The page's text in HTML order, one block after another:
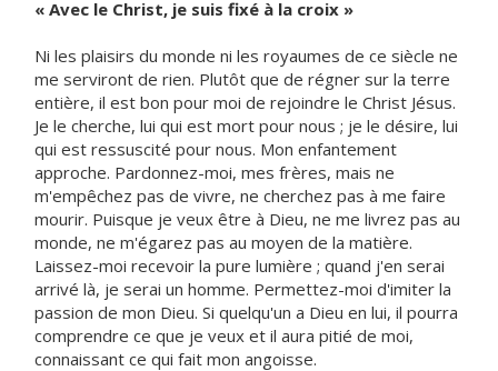
« Avec le Christ, je suis fixé à la croix »
Ni les plaisirs du monde ni les royaumes de ce siècle ne
me serviront de rien. Plutôt que de régner sur la terre
entière, il est bon pour moi de rejoindre le Christ Jésus.
Je le cherche, lui qui est mort pour nous ; je le désire, lui
qui est ressuscité pour nous. Mon enfantement
approche. Pardonnez-moi, mes frères, mais ne
m'empêchez pas de vivre, ne cherchez pas à me faire
mourir. Puisque je veux être à Dieu, ne me livrez pas au
monde, ne m'égarez pas au moyen de la matière.
Laissez-moi recevoir la pure lumière ; quand j'en serai
arrivé là, je serai un homme. Permettez-moi d'imiter la
passion de mon Dieu. Si quelqu'un a Dieu en lui, il pourra
comprendre ce que je veux et il aura pitié de moi,
connaissant ce qui fait mon angoisse.